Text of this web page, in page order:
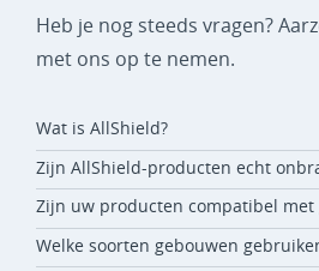
Heb je nog steeds vragen?
met ons op te nemen.
Wat is AllShield?
Zijn AllShield-producten echt
Zijn uw producten compatibel
Welke soorten gebouwen